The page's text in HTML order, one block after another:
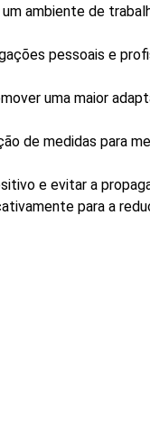
ambiente de
pessoais e
uma maior
de medidas para
e evitar a
para a